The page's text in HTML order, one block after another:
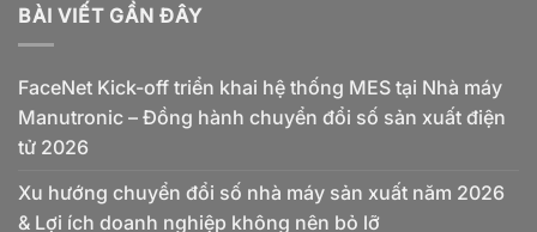
BÀI VIẾT GẦN ĐÂY
FaceNet Kick-off triển khai hệ thống MES tại Nhà máy
Manutronic – Đồng hành chuyển đổi số sản xuất điện
tử 2026
Xu hướng chuyển đổi số nhà máy sản xuất năm 2026
& Lợi ích doanh nghiệp không nên bỏ lỡ